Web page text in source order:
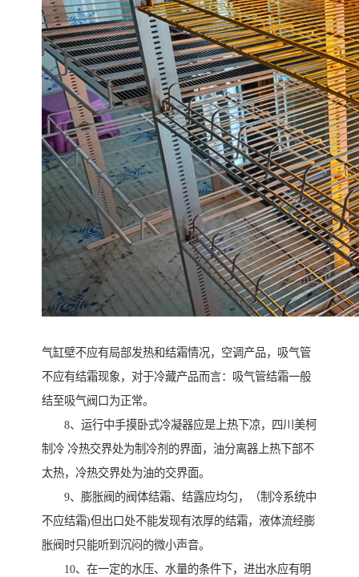
气缸壁不应有局部发热和结霜情况，空调产品，吸气管
不应有结霜现象，对于冷藏产品而言：吸气管结霜一般
结至吸气阀口为正常。
8、运行中手摸卧式冷凝器应是上热下凉，四川美柯
制冷 冷热交界处为制冷剂的界面，油分离器上热下部不
太热，冷热交界处为油的交界面。
9、膨胀阀的阀体结霜、结露应均匀，（制冷系统中
不应结霜)但出口处不能发现有浓厚的结霜，液体流经膨
胀阀时只能听到沉闷的微小声音。
10、在一定的水压、水量的条件下，进出水应有明